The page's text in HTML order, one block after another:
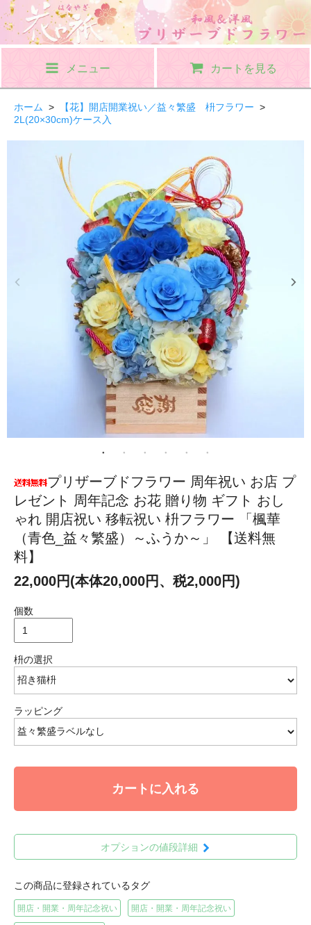
メニュー カートを見る
ホーム > 【花】開店開業祝い／益々繁盛 枡フラワー >
2L(20×30cm)ケース入
プリザーブドフラワー 周年祝い お店 プ
レゼント 周年記念 お花 贈り物 ギフト おし
ゃれ 開店祝い 移転祝い 枡フラワー 「楓華
（青色_益々繁盛）～ふうか～」 【送料無
料】
22,000円(本体20,000円、税2,000円)
個数
枡の選択
ラッピング
カートに入れる
オプションの値段詳細
この商品に登録されているタグ
開店・開業・周年記念祝い 開店・開業・周年記念祝い